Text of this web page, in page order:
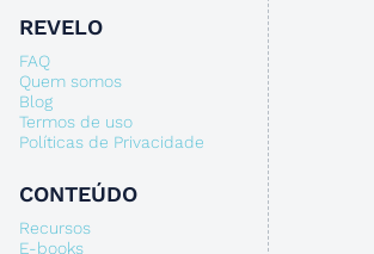
REVELO
FAQ
Quem somos
Blog
Termos de uso
Políticas de Privacidade
CONTEÚDO
Recursos
E-books